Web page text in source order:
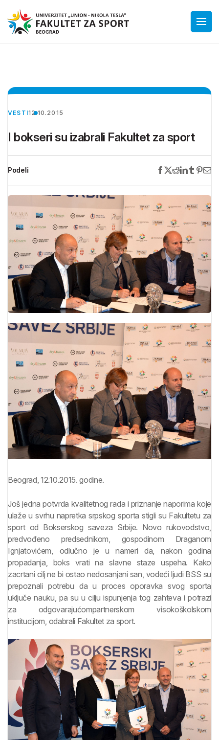
VESTI12.10.2015
I bokseri su izabrali Fakultet za sport
Podeli
Beograd, 12.10.2015. godine.
Još jedna potvrda kvalitetnog rada i priznanje naporima koje
ulaže u svrhu napretka srpskog sporta stigli su Fakultetu za
sport od Bokserskog saveza Srbije. Novo rukovodstvo,
predvođeno predsednikom, gospodinom Draganom
Ignjatovićem, odlučno je u nameri da, nakon godina
propadanja, boks vrati na slavne staze uspeha. Kako
zacrtani cilj ne bi ostao nedosanjani san, vodeći ljudi BSS su
prepoznali potrebu da u proces oporavka svog sporta
uključe nauku, pa su u cilju ispunjenja tog zahteva i potrazi
za odgovarajućompartnerskom visokoškolskom
institucijom, odabrali Fakultet za sport.